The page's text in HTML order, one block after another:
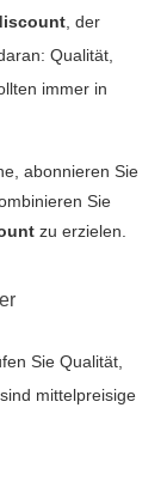
, der
Qualität,
immer in
abonnieren Sie
Sie
zu erzielen.
Sie Qualität,
mittelpreisige